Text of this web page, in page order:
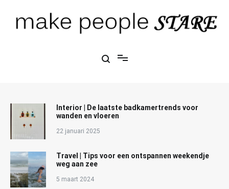
Interior | De laatste badkamertrends voor
wanden en vloeren
22 januari 2025
Travel | Tips voor een ontspannen weekendje
weg aan zee
5 maart 2024